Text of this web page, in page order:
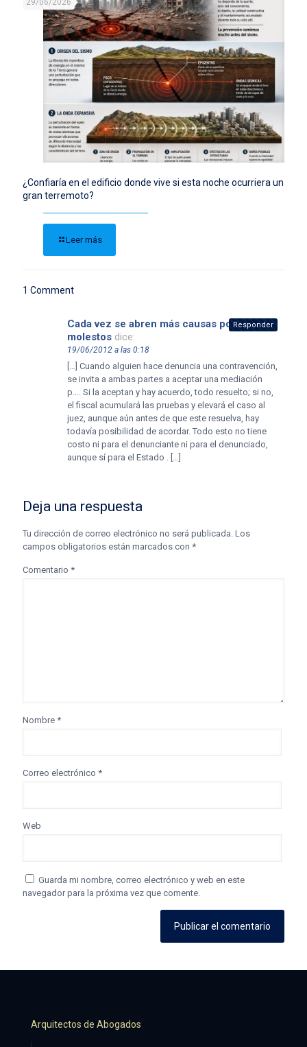
29/06/2026
¿Confiaría en el edificio donde vive si esta noche ocurriera un
gran terremoto?
Leer más
1 Comment
Cada vez se abren más causas por ruidos
molestos dice:
19/06/2012 a las 0:18
[…] Cuando alguien hace denuncia una contravención,
se invita a ambas partes a aceptar una mediación
p…. Si la aceptan y hay acuerdo, todo resuelto; si no,
el fiscal acumulará las pruebas y elevará el caso al
juez, aunque aún antes de que este resuelva, hay
todavía posibilidad de acordar. Todo esto no tiene
costo ni para el denunciante ni para el denunciado,
aunque sí para el Estado . […]
Responder
Deja una respuesta
Tu dirección de correo electrónico no será publicada. Los
campos obligatorios están marcados con *
Comentario *
Nombre *
Correo electrónico *
Web
Guarda mi nombre, correo electrónico y web en este
navegador para la próxima vez que comente.
Arquitectos de Abogados